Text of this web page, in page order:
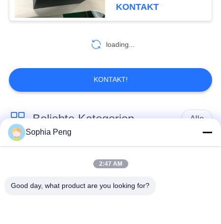
Lithium-
19
Spezielle Fahrzeug-
KONTAKT
loading...
KONTAKT!
Beliebte Kategorien Alle
Systeme
Sophia Peng
2:47 AM
Good day, what product are you looking for?